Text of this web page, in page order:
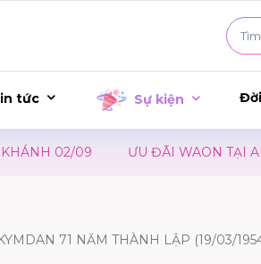
tức Sự kiện
02/09 ƯU ĐÃI WAON TẠI
71 NĂM THÀNH LẬP (19/03/